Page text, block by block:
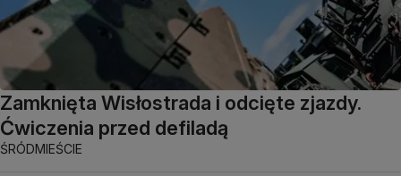
Zamknięta Wisłostrada i odcięte zjazdy.
Ćwiczenia przed defiladą
ŚRÓDMIEŚCIE